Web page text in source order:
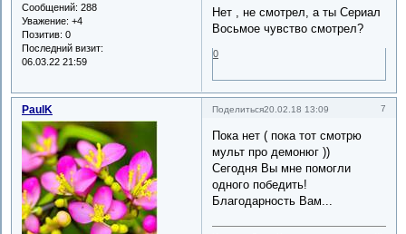
Сообщений: 288
Уважение: +4
Позитив: 0
Последний визит:
06.03.22 21:59
Нет , не смотрел, а ты Сериал
Восьмое чувство смотрел?
0
Поделиться 7
20.02.18 13:09
PaulK
Пока нет ( пока тот смотрю
мульт про демонюг ))
Сегодня Вы мне помогли
одного победить!
Благодарность Вам...